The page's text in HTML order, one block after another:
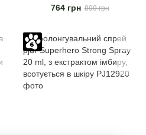
екстрактом дубової кори та
764 грн 899 грн